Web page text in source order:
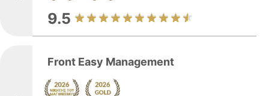
9.5
Front Easy Management